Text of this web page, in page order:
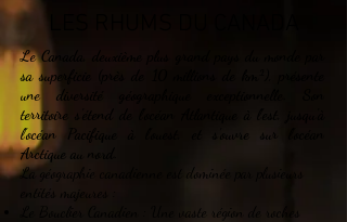
Le Canada, deuxième plus grand pays du monde par
sa superficie (près de 10 millions de km²), présente
une diversité géographique exceptionnelle. Son
territoire s'étend de l'océan Atlantique à l'est, jusqu'à
l'océan Pacifique à l'ouest, et s'ouvre sur l'océan
Arctique au nord.
La géographie canadienne est dominée par plusieurs
entités majeures :
Le Bouclier Canadien : Une vaste région de roches